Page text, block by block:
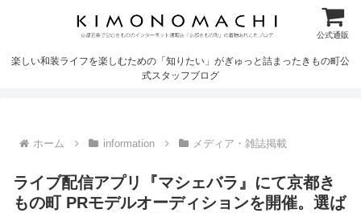
公式通販
楽しい和装ライフを楽しむための「知りたい」がぎゅっと詰まったきもの町公
式スタッフブログ
ホーム information メディア・雑誌掲載
ライブ配信アプリ『マシェバラ』にて京都き
もの町 PRモデルオーディションを開催。選ば